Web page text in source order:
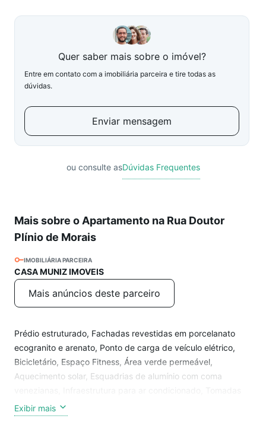
Quer saber mais sobre o imóvel?
Entre em contato com a imobiliária parceira e tire todas as
dúvidas.
Enviar mensagem
ou consulte asDúvidas Frequentes
Mais sobre o Apartamento na Rua Doutor
Plínio de Morais
IMOBILIÁRIA PARCEIRA
CASA MUNIZ IMOVEIS
Mais anúncios deste parceiro
Prédio estruturado, Fachadas revestidas em porcelanato
ecogranito e arenato, Ponto de carga de veículo elétrico,
Bicicletário, Espaço Fitness, Área verde permeável,
Aquecimento solar, Esquadrias de alumínio com coma
USB, Fechaduras biométricas.
Exibir mais